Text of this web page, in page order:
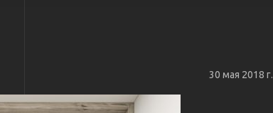
30 мая 2018 г.